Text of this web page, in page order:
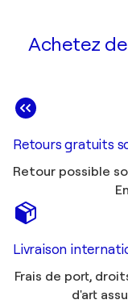
Achetez
Retours gratuits
Retour possible
Livraison
Frais de port,
d'art